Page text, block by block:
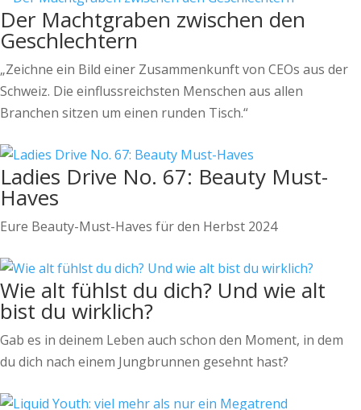
Der Machtgraben zwischen den
Geschlechtern
„Zeichne ein Bild einer Zusammenkunft von CEOs aus der
Schweiz. Die einflussreichsten Menschen aus allen
Branchen sitzen um einen runden Tisch.“
Ladies Drive No. 67: Beauty Must-
Haves
Eure Beauty-Must-Haves für den Herbst 2024
Wie alt fühlst du dich? Und wie alt
bist du wirklich?
Gab es in deinem Leben auch schon den Moment, in dem
du dich nach einem Jungbrunnen gesehnt hast?